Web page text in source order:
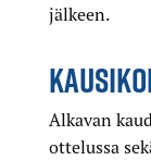
jälkeen.
Alkavan
ottelussa